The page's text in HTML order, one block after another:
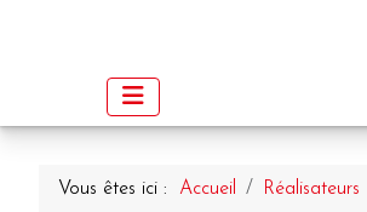
Vous êtes ici : Accueil Réalisateurs